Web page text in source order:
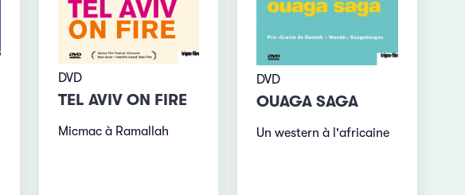
DVD
TEL AVIV ON FIRE
Micmac à Ramallah
DVD
OUAGA SAGA
Un western à l'africaine